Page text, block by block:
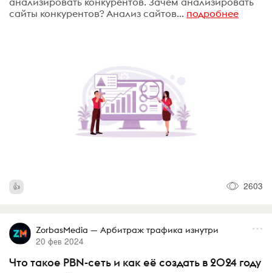
сайты конкурентов? Анализ сайтов... подробнее
2603
ZorbasMedia — Арбитраж трафика изнутри
20 фев 2024
Что такое PBN-сеть и как её создать в 2024 году